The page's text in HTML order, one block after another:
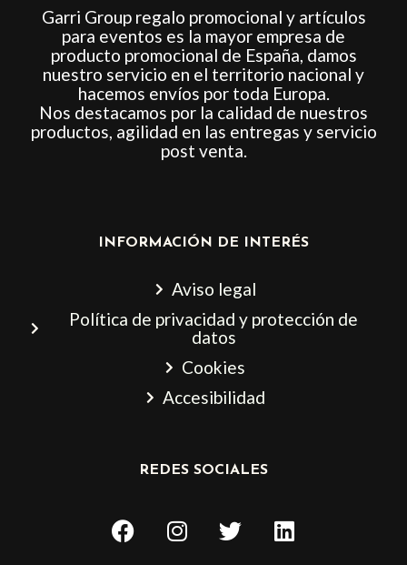
Garri Group regalo promocional y artículos
para eventos es la mayor empresa de
producto promocional de España, damos
nuestro servicio en el territorio nacional y
hacemos envíos por toda Europa.
Nos destacamos por la calidad de nuestros
productos, agilidad en las entregas y servicio
post venta.
INFORMACIÓN DE INTERÉS
Aviso legal
Política de privacidad y protección de
datos
Cookies
Accesibilidad
REDES SOCIALES
F
a
I
n
T
w
L
i